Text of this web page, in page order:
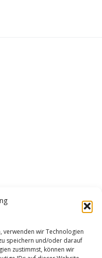
verwenden wir Technologien
speichern und/oder darauf
zustimmst, können wir